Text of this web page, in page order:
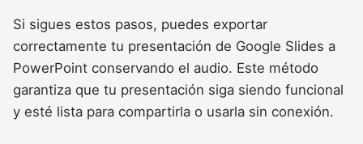
Si sigues estos pasos, puedes exportar
correctamente tu presentación de Google Slides a
PowerPoint conservando el audio. Este método
garantiza que tu presentación siga siendo funcional
y esté lista para compartirla o usarla sin conexión.